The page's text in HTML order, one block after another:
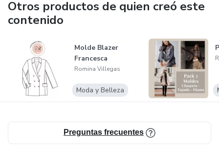
Otros productos de quien creó este
contenido
Molde Blazer
Francesca
Romina Villegas
Moda y Belleza
Preguntas frecuentes